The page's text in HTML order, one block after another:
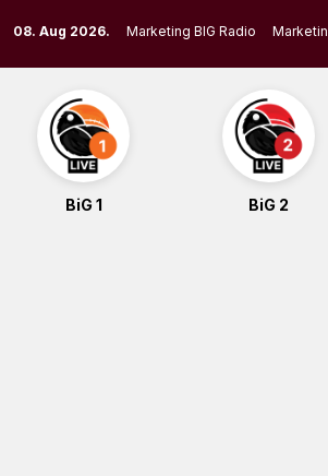
to
content
08. Aug 2026. Marketing BIG Radio
BiG 1 BiG 2